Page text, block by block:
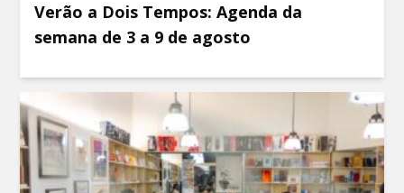
Verão a Dois Tempos: Agenda da
semana de 3 a 9 de agosto